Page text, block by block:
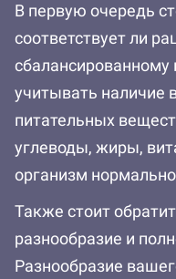
В первую очередь
соответствует ли
учитывать наличие
питательных
углеводы, жиры,
организм
Также стоит
разнообразие и
Разнообразие